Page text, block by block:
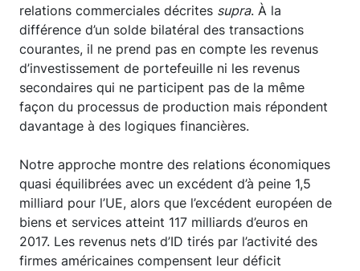
relations commerciales décrites supra. À la
différence d’un solde bilatéral des transactions
courantes, il ne prend pas en compte les revenus
d’investissement de portefeuille ni les revenus
secondaires qui ne participent pas de la même
façon du processus de production mais répondent
davantage à des logiques financières.
Notre approche montre des relations économiques
quasi équilibrées avec un excédent d’à peine 1,5
milliard pour l’UE, alors que l’excédent européen de
biens et services atteint 117 milliards d’euros en
2017. Les revenus nets d’ID tirés par l’activité des
firmes américaines compensent leur déficit